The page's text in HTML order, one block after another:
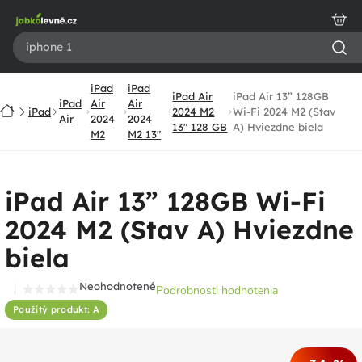
obsah
Domov
iPad
iPad
Air
iPad
Air
2024
M2
iPad
Air
2024
M2 13"
iPad Air
2024 M2
13" 128 GB
iPad Air 13” 128GB
Wi-Fi 2024 M2 (Stav
A) Hviezdne biela
iPad Air 13” 128GB Wi-Fi
2024 M2 (Stav A) Hviezdne
biela
Použitý produkt: A
Priemerné
hodnotenie
NeohodnotenéPodrobnosti hodnotenia